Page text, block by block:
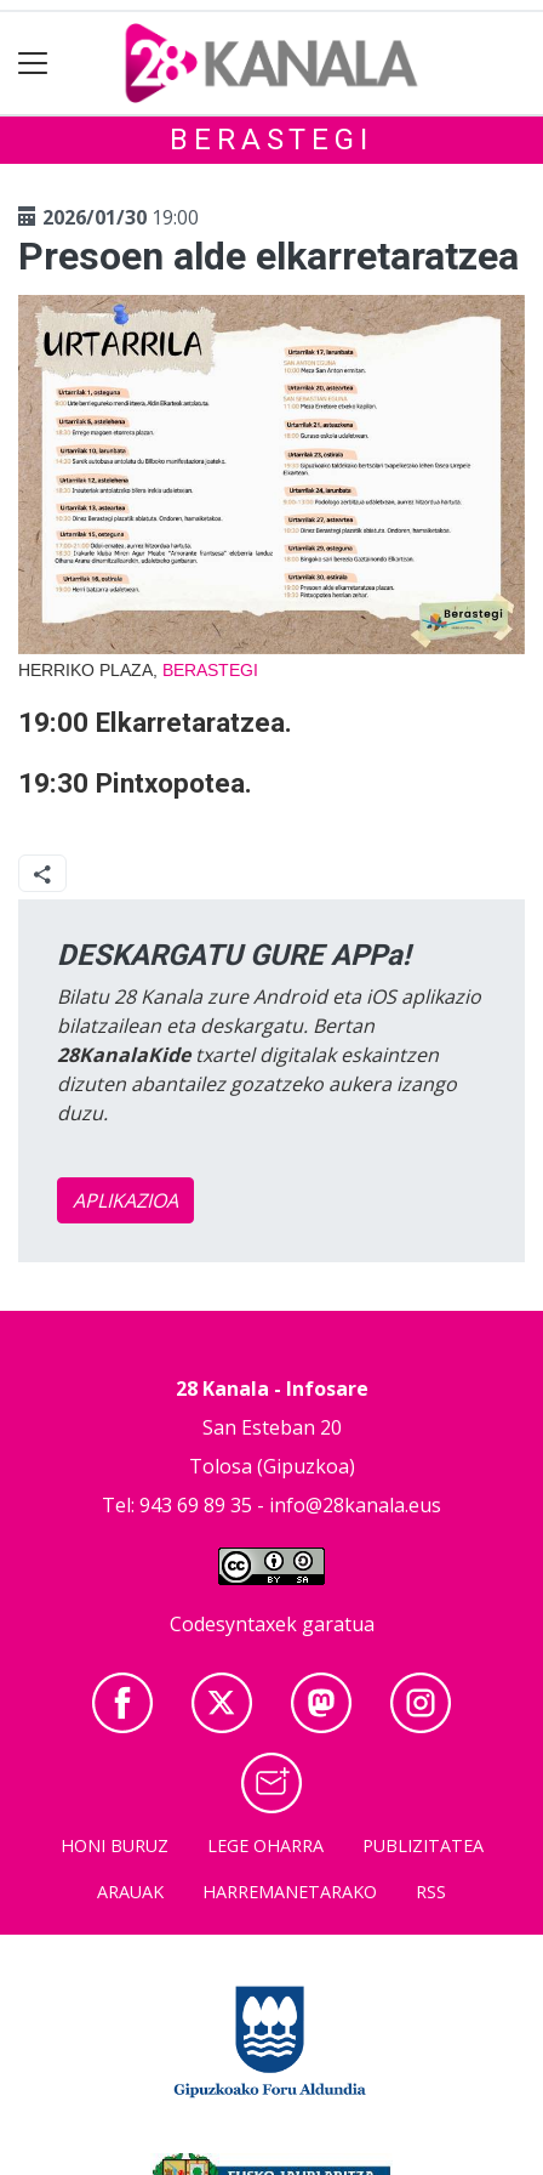
BERASTEGI
2026/01/30 19:00
Presoen alde elkarretaratzea
HERRIKO PLAZA, BERASTEGI
19:00 Elkarretaratzea.
19:30 Pintxopotea.
DESKARGATU GURE APPa!
Bilatu 28 Kanala zure Android eta iOS aplikazio
bilatzailean eta deskargatu. Bertan
28KanalaKidetxartel digitalak eskaintzen
dizuten abantailez gozatzeko aukera izango
duzu.
APLIKAZIOA
28 Kanala - Infosare
San Esteban 20
Tolosa (Gipuzkoa)
Tel: 943 69 89 35 - info@28kanala.eus
Codesyntaxek garatua
HONI BURUZ LEGE OHARRA
PUBLIZITATEA
ARAUAK
HARREMANETARAKO RSS